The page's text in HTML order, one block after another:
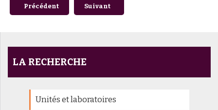
Article précédent : Séminaire Vins & Consommateurs #6
Précédent Article suivant : Séminaire Vins &
Suivant
LA RECHERCHE
Unités et laboratoires